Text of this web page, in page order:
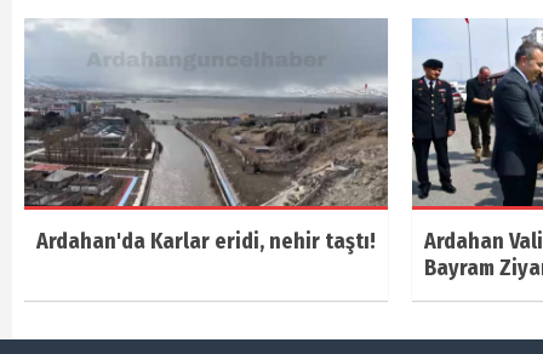
Ardahan'da Karlar eridi, nehir taştı!
Ardahan
Bayram